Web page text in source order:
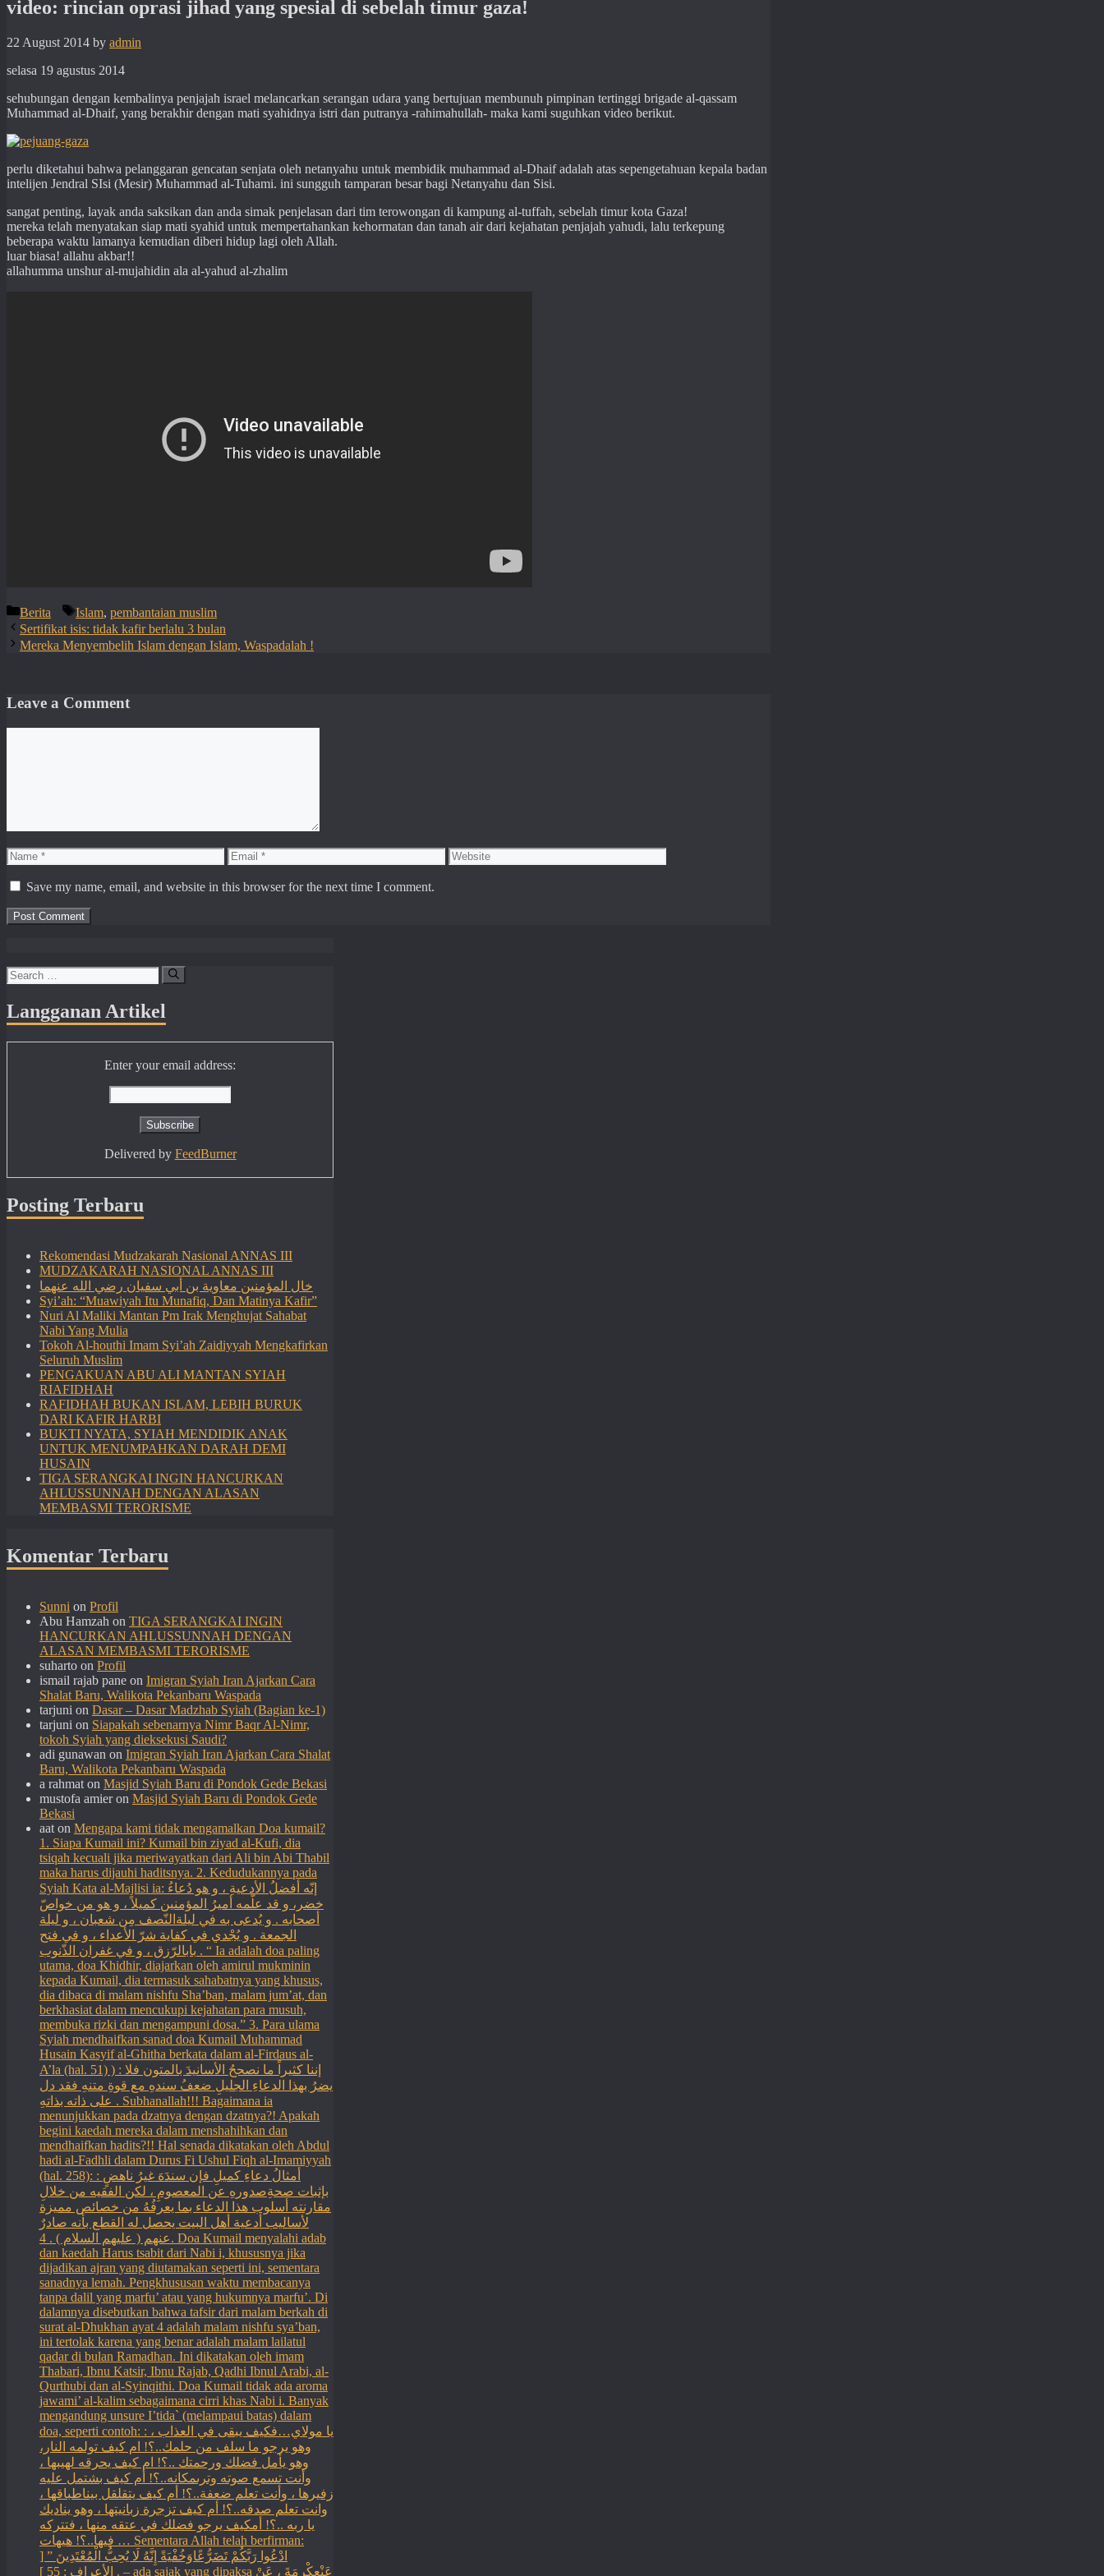
video: rincian oprasi jihad yang spesial di sebelah timur gaza!
22 August 2014 by admin
selasa 19 agustus 2014
sehubungan dengan kembalinya penjajah israel melancarkan serangan udara yang bertujuan membunuh pimpinan tertinggi brigade al-qassam
Muhammad al-Dhaif, yang berakhir dengan mati syahidnya istri dan putranya -rahimahullah- maka kami suguhkan video berikut.
perlu diketahui bahwa pelanggaran gencatan senjata oleh netanyahu untuk membidik muhammad al-Dhaif adalah atas sepengetahuan kepala badan
intelijen Jendral SIsi (Mesir) Muhammad al-Tuhami. ini sungguh tamparan besar bagi Netanyahu dan Sisi.
sangat penting, layak anda saksikan dan anda simak penjelasan dari tim terowongan di kampung al-tuffah, sebelah timur kota Gaza!
mereka telah menyatakan siap mati syahid untuk mempertahankan kehormatan dan tanah air dari kejahatan penjajah yahudi, lalu terkepung
beberapa waktu lamanya kemudian diberi hidup lagi oleh Allah.
luar biasa! allahu akbar!!
allahumma unshur al-mujahidin ala al-yahud al-zhalim
Categories
Berita Tags
Islam, pembantaian muslim
Sertifikat isis: tidak kafir berlalu 3 bulan
Mereka Menyembelih Islam dengan Islam, Waspadalah !
Leave a Comment
Name Email Website
Save my name, email, and website in this browser for the next time I comment.
Search
for:
Langganan Artikel
Enter your email address:
Delivered by FeedBurner
Posting Terbaru
Rekomendasi Mudzakarah Nasional ANNAS III
MUDZAKARAH NASIONAL ANNAS III
خال المؤمنين معاوية بن أبي سفيان رضي الله عنهما
Syi’ah: “Muawiyah Itu Munafiq, Dan Matinya Kafir”
Nuri Al Maliki Mantan Pm Irak Menghujat Sahabat
Nabi Yang Mulia
Tokoh Al-houthi Imam Syi’ah Zaidiyyah Mengkafirkan
Seluruh Muslim
PENGAKUAN ABU ALI MANTAN SYIAH
RIAFIDHAH
RAFIDHAH BUKAN ISLAM, LEBIH BURUK
DARI KAFIR HARBI
BUKTI NYATA, SYIAH MENDIDIK ANAK
UNTUK MENUMPAHKAN DARAH DEMI
HUSAIN
TIGA SERANGKAI INGIN HANCURKAN
AHLUSSUNNAH DENGAN ALASAN
MEMBASMI TERORISME
Komentar Terbaru
Sunni on Profil
Abu Hamzah on TIGA SERANGKAI INGIN
HANCURKAN AHLUSSUNNAH DENGAN
ALASAN MEMBASMI TERORISME
suharto on Profil
ismail rajab pane on Imigran Syiah Iran Ajarkan Cara
Shalat Baru, Walikota Pekanbaru Waspada
tarjuni on Dasar – Dasar Madzhab Syiah (Bagian ke-1)
tarjuni on Siapakah sebenarnya Nimr Baqr Al-Nimr,
tokoh Syiah yang dieksekusi Saudi?
adi gunawan on Imigran Syiah Iran Ajarkan Cara Shalat
Baru, Walikota Pekanbaru Waspada
a rahmat on Masjid Syiah Baru di Pondok Gede Bekasi
mustofa amieron Masjid Syiah Baru di Pondok Gede
Bekasi
aat on Mengapa kami tidak mengamalkan Doa kumail?
1. Siapa Kumail ini? Kumail bin ziyad al-Kufi, dia
tsiqah kecuali jika meriwayatkan dari Ali bin Abi Thabil
maka harus dijauhi haditsnya. 2. Kedudukannya pada
Syiah Kata al-Majlisi ia: إنّه أفضلُ الأدعيةِ ، و هو دُعاءُ
خضر، و قد علّمه أميرُ المؤمنين كميلاً ، و هو من خواصّ
أصحابه . و يُدعى به في ليلةالنّصف مِن شعبان ، و ليلة
الجمعة . و يُجْدي في كفاية شرّ الأعداء ، و في فتح
بابالرّزق ، و في غفران الذّنوب . “ Ia adalah doa paling
utama, doa Khidhir, diajarkan oleh amirul mukminin
kepada Kumail, dia termasuk sahabatnya yang khusus,
dia dibaca di malam nishfu Sha’ban, malam jum’at, dan
berkhasiat dalam mencukupi kejahatan para musuh,
membuka rizki dan mengampuni dosa.” 3. Para ulama
Syiah mendhaifkan sanad doa Kumail Muhammad
Husain Kasyif al-Ghitha berkata dalam al-Firdaus al-
A’la (hal. 51) ) : إننا كثيراً ما نصححُ الأسانيدَ بالمتون فلا
يضرُ بهذا الدعاءِ الجليلِ ضعفُ سندهِ مع قوةِ متنهِ فقد دل
على ذاته بذاتهِ . Subhanallah!!! Bagaimana ia
menunjukkan pada dzatnya dengan dzatnya?! Apakah
begini kaedah mereka dalam menshahihkan dan
mendhaifkan hadits?!! Hal senada dikatakan oleh Abdul
hadi al-Fadhli dalam Durus Fi Ushul Fiqh al-Imamiyyah
(hal. 258): : أمثالُ دعاءِ كميلِ فإن سندَهَ غيرُ ناهضٍ
بإثبات صحةِصدورهِ عن المعصومِ ، لكن الفقيه من خلالِ
مقارنته أسلوب هذا الدعاء بما يعرفُهُ من خصائص مميزة
لأساليب أدعية أهل البيت يحصل له القطع بأنه صادرٌ
عنهم ( عليهم السلام ) . 4. Doa Kumail menyalahi adab
dan kaedah Harus tsabit dari Nabi i, khususnya jika
dijadikan ajran yang diutamakan seperti ini, sementara
sanadnya lemah. Pengkhususan waktu membacanya
tanpa dalil yang marfu’ atau yang hukumnya marfu’. Di
dalamnya disebutkan bahwa tafsir dari malam berkah di
surat al-Dhukhan ayat 4 adalah malam nishfu sya’ban,
ini tertolak karena yang benar adalah malam lailatul
qadar di bulan Ramadhan. Ini dikatakan oleh imam
Thabari, Ibnu Katsir, Ibnu Rajab, Qadhi Ibnul Arabi, al-
Qurthubi dan al-Syinqithi. Doa Kumail tidak ada aroma
jawami’ al-kalim sebagaimana cirri khas Nabi i. Banyak
mengandung unsure I’tida` (melampaui batas) dalam
doa, seperti contoh: : يا مولاي…فكيف يبقى في العذاب ،
وهو يرجو ما سلف من حلمك..؟! ام كيف تولمه النار،
وهو يأمل فضلك ورحمتك ..؟! ام كيف يحرقه لهيبها ،
وأنت تسمع صوته وترىمكانه..؟! أم كيف بشتمل عليه
زفيرها ، وأنت تعلم ضعفة..؟! أم كيف يتقلقل بيناطباقها ،
وانت تعلم صدقه..؟! أم كيف تزجرة زبانيتها ، وهو يناديك
يا ربه ..؟! أمكيف يرجو فضلك في عتقه منها ، فتتركه
فيها..؟! هيهات … Sementara Allah telah berfirman:
ادْعُوا رَبَّكُمْ تَضَرُّعًاوَخُفْيَةً إِنَّهُ لَا يُحِبُّ الْمُعْتَدِينَ ” [
الأعراف : 55 ] . – ada sajak yang dipaksa ‏عَنْ‏‏عِكْرِمَةَ ‏، ‏عَنْ